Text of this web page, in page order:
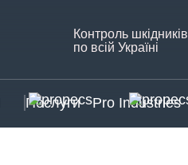
Контроль шкідників
по всій Україні
Послуги Pro Industries